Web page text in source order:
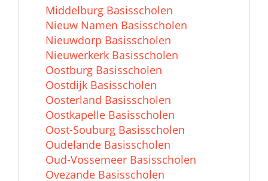
Middelburg Basisscholen
Nieuw Namen Basisscholen
Nieuwdorp Basisscholen
Nieuwerkerk Basisscholen
Oostburg Basisscholen
Oostdijk Basisscholen
Oosterland Basisscholen
Oostkapelle Basisscholen
Oost-Souburg Basisscholen
Oudelande Basisscholen
Oud-Vossemeer Basisscholen
Ovezande Basisscholen